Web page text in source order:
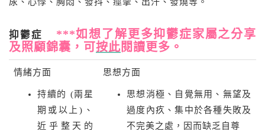
抑鬱症 ***如想了解更多抑鬱症家屬之分享
及照顧錦囊，可按此閱讀更多。
情緒方面
持續的 (兩星
期或以上)、
近乎整天的
思想方面
思想消極、自覺無用、無望及
過度內疚、集中於各種失敗及
不完美之處，因而缺乏自尊